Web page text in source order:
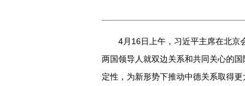
4月16日上午，习近平主席在北京
两国领导人就双边关系和共同关心的
定性，为新形势下推动中德关系取得